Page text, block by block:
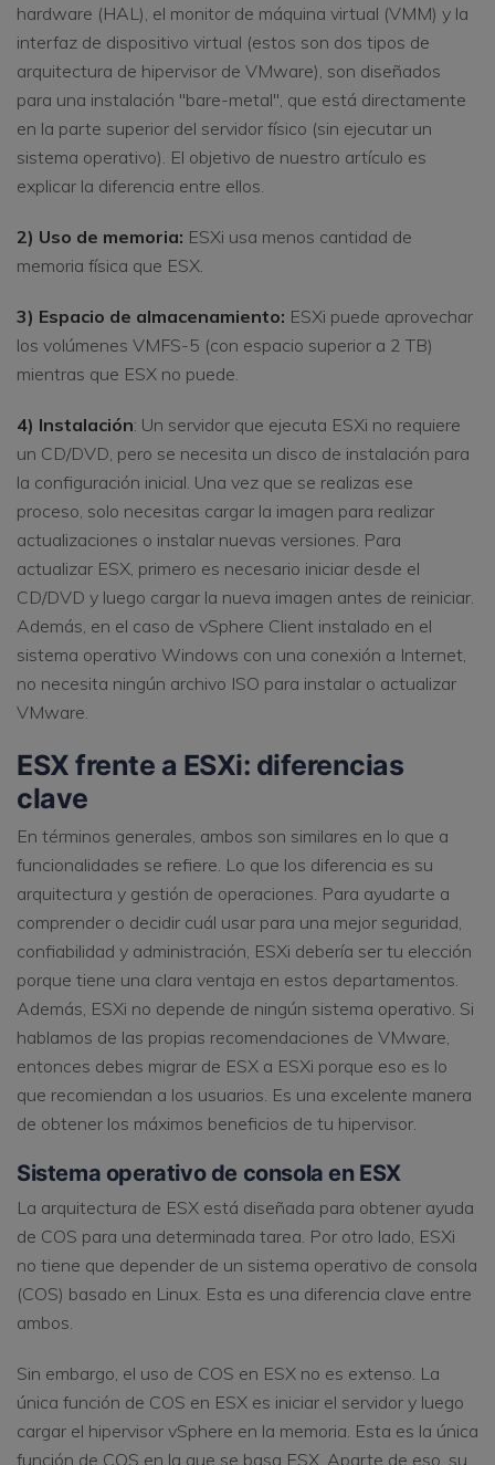
hardware (HAL), el monitor de máquina virtual (VMM) y la
interfaz de dispositivo virtual (estos son dos tipos de
arquitectura de hipervisor de VMware), son diseñados
para una instalación "bare-metal", que está directamente
en la parte superior del servidor físico (sin ejecutar un
sistema operativo). El objetivo de nuestro artículo es
explicar la diferencia entre ellos.
2) Uso de memoria: ESXi usa menos cantidad de
memoria física que ESX.
3) Espacio de almacenamiento: ESXi puede aprovechar
los volúmenes VMFS-5 (con espacio superior a 2 TB)
mientras que ESX no puede.
4) Instalación: Un servidor que ejecuta ESXi no requiere
un CD/DVD, pero se necesita un disco de instalación para
la configuración inicial. Una vez que se realizas ese
proceso, solo necesitas cargar la imagen para realizar
actualizaciones o instalar nuevas versiones. Para
actualizar ESX, primero es necesario iniciar desde el
CD/DVD y luego cargar la nueva imagen antes de reiniciar.
Además, en el caso de vSphere Client instalado en el
sistema operativo Windows con una conexión a Internet,
no necesita ningún archivo ISO para instalar o actualizar
VMware.
ESX frente a ESXi: diferencias
clave
En términos generales, ambos son similares en lo que a
funcionalidades se refiere. Lo que los diferencia es su
arquitectura y gestión de operaciones. Para ayudarte a
comprender o decidir cuál usar para una mejor seguridad,
confiabilidad y administración, ESXi debería ser tu elección
porque tiene una clara ventaja en estos departamentos.
Además, ESXi no depende de ningún sistema operativo. Si
hablamos de las propias recomendaciones de VMware,
entonces debes migrar de ESX a ESXi porque eso es lo
que recomiendan a los usuarios. Es una excelente manera
de obtener los máximos beneficios de tu hipervisor.
Sistema operativo de consola en ESX
La arquitectura de ESX está diseñada para obtener ayuda
de COS para una determinada tarea. Por otro lado, ESXi
no tiene que depender de un sistema operativo de consola
(COS) basado en Linux. Esta es una diferencia clave entre
ambos.
Sin embargo, el uso de COS en ESX no es extenso. La
única función de COS en ESX es iniciar el servidor y luego
cargar el hipervisor vSphere en la memoria. Esta es la única
función de COS en la que se basa ESX. Aparte de eso, su